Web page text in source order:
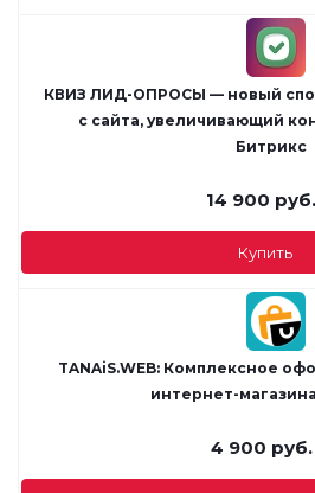
КВИЗ ЛИД-ОПРОСЫ — новый
с сайта, увеличивающий
Битрикс
14 900 руб.
Купить
TANAiS.WEB: Комплексное
интернет-
4 900 руб.